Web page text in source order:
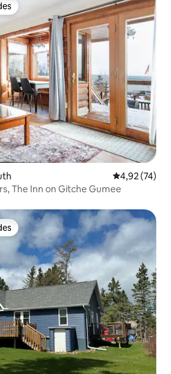
4,92 de uma
4,92 (74)
The Inn on Gitche Gumee